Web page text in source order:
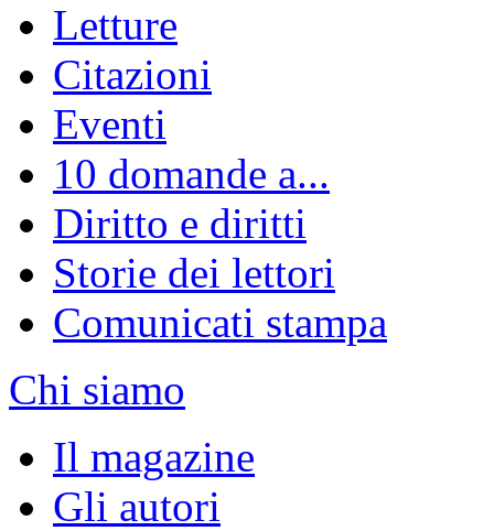
Letture
Citazioni
Eventi
10 domande a...
Diritto e diritti
Storie dei lettori
Comunicati stampa
Chi siamo
Il magazine
Gli autori